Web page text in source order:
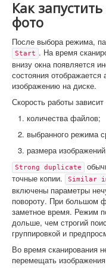
Как
фото
После выбора режима,
Start . На время
внизу окна появляется
состояния
изображению на диске.
Скорость работы
количества файлов;
выбранного режима
размера
Strong duplicate
точные копии.
Similar
включены параметры
повороту. При большом
заметное время. Режим
дольше, чем строгий
группировкой и
Во время сканирования
перемещать